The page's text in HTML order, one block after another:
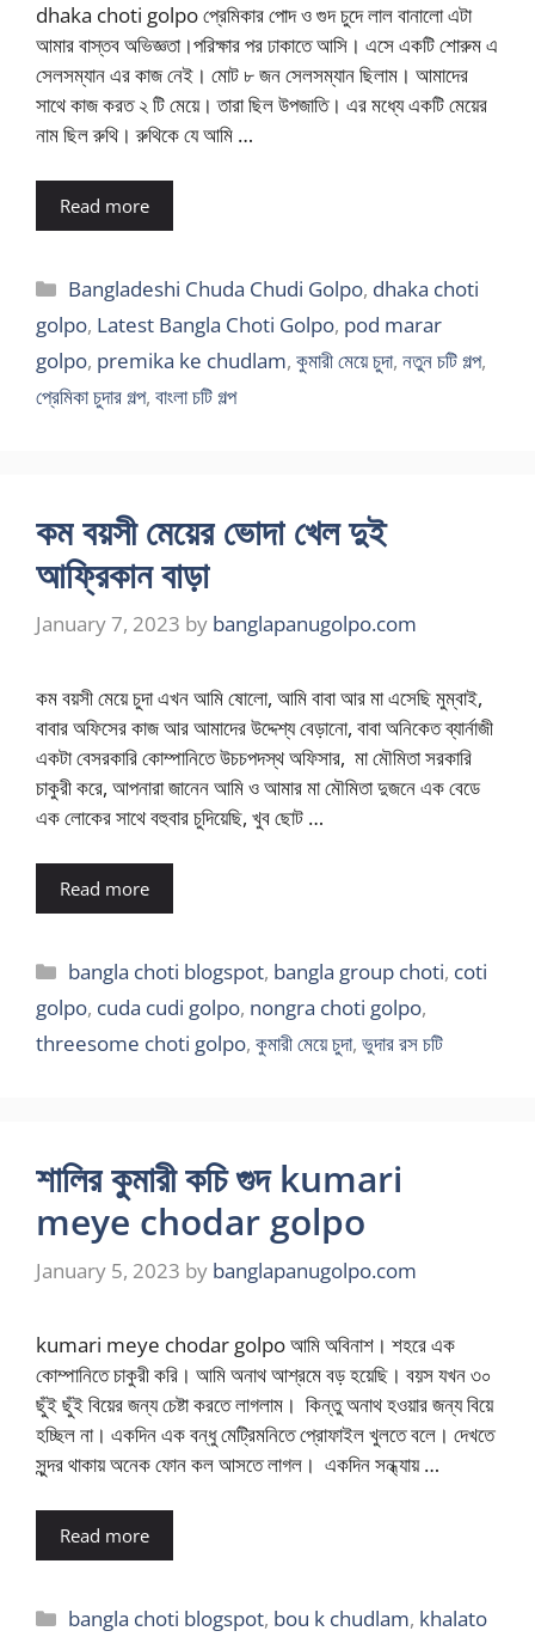
dhaka choti golpo প্রেমিকার পোদ ও গুদ চুদে লাল বানালো এটা
আমার বাস্তব অভিজ্ঞতা।পরিক্ষার পর ঢাকাতে আসি। এসে একটি শোরুম এ
সেলসম্যান এর কাজ নেই। মোট ৮ জন সেলসম্যান ছিলাম। আমাদের
সাথে কাজ করত ২ টি মেয়ে। তারা ছিল উপজাতি। এর মধ্যে একটি মেয়ের
নাম ছিল রুথি। রুথিকে যে আমি …
Read more
Categories
Bangladeshi Chuda Chudi Golpo, dhaka choti
golpo, Latest Bangla Choti Golpo, pod marar
golpo, premika ke chudlam, কুমারী মেয়ে চুদা, নতুন চটি গল্প,
প্রেমিকা চুদার গল্প, বাংলা চটি গল্প
কম বয়সী মেয়ের ভোদা খেল দুই
আফ্রিকান বাড়া
January 7, 2023 by banglapanugolpo.com
কম বয়সী মেয়ে চুদা এখন আমি ষোলো, আমি বাবা আর মা এসেছি মুম্বাই,
বাবার অফিসের কাজ আর আমাদের উদ্দেশ্য বেড়ানো, বাবা অনিকেত ব্যার্নাজী
একটা বেসরকারি কোম্পানিতে উচচপদস্থ অফিসার, মা মৌমিতা সরকারি
চাকুরী করে, আপনারা জানেন আমি ও আমার মা মৌমিতা দুজনে এক বেডে
এক লোকের সাথে বহুবার চুদিয়েছি, খুব ছোট …
Read more
Categories
bangla choti blogspot, bangla group choti, coti
golpo, cuda cudi golpo, nongra choti golpo,
threesome choti golpo, কুমারী মেয়ে চুদা, ভুদার রস চটি
শালির কুমারী কচি গুদ kumari
meye chodar golpo
January 5, 2023 by banglapanugolpo.com
kumari meye chodar golpo আমি অবিনাশ। শহরে এক
কোম্পানিতে চাকুরী করি। আমি অনাথ আশ্রমে বড় হয়েছি। বয়স যখন ৩০
ছুঁই ছুঁই বিয়ের জন্য চেষ্টা করতে লাগলাম। কিন্তু অনাথ হওয়ার জন্য বিয়ে
হচ্ছিল না। একদিন এক বন্ধু মেট্রিমনিতে প্রোফাইল খুলতে বলে। দেখতে
সুন্দর থাকায় অনেক ফোন কল আসতে লাগল। একদিন সন্ধ্যায় …
Read more
Categories
bangla choti blogspot, bou k chudlam, khalato